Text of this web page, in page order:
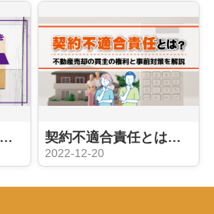
不動産売却にかかる費用を一覧で見たい！費用の詳細や安くする方法も解説 契約不適合責任とは？不動産売却の買主の権利と事前対策を解説
2022-12-20